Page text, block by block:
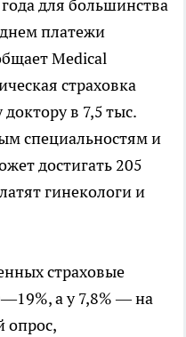
для большинства
платежи
Medical
страховка
в 7,5 тыс.
специальностям и
достигать 205
гинекологи и
страховые
а у 7,8% — на
опрос,